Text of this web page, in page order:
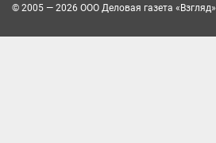
© 2005 — 2026 ООО Деловая газета «Взгляд»